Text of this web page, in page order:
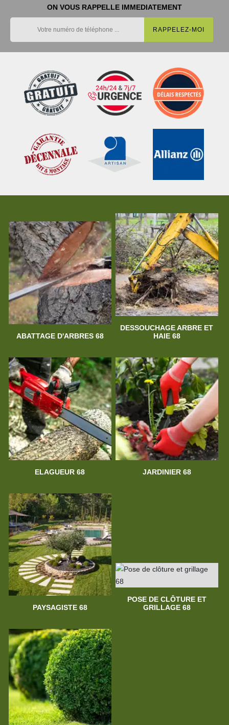
ON VOUS RAPPELLE IMMEDIATEMENT
ABATTAGE D'ARBRES 68
DESSOUCHAGE ARBRE ET
HAIE 68
ELAGUEUR 68 JARDINIER 68
PAYSAGISTE 68
POSE DE CLÔTURE ET
GRILLAGE 68